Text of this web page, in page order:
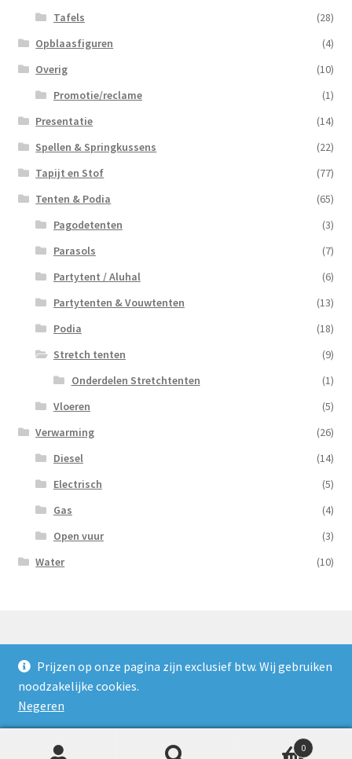
Prijzen op onze pagina zijn exclusief btw. Wij gebruiken
noodzakelijke cookies.
Negeren
Tafels
(28)
Opblaasfiguren
(4)
Overig
(10)
Promotie/reclame
(1)
Presentatie
(14)
Spellen & Springkussens
(22)
Tapijt en Stof
(77)
Tenten & Podia
(65)
Pagodetenten
(3)
Parasols
(7)
Partytent / Aluhal
(6)
Partytenten & Vouwtenten
(13)
Podia
(18)
Stretch tenten
(9)
Onderdelen Stretchtenten
(1)
Vloeren
(5)
Verwarming
(26)
Diesel
(14)
Electrisch
(5)
Gas
(4)
Open vuur
(3)
Water
(10)
© Nooijens Verhuur 2026
Privacybeleid
Gebouwd met WooCommerce
0